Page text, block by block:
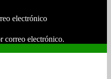
electrónico
correo electrónico.